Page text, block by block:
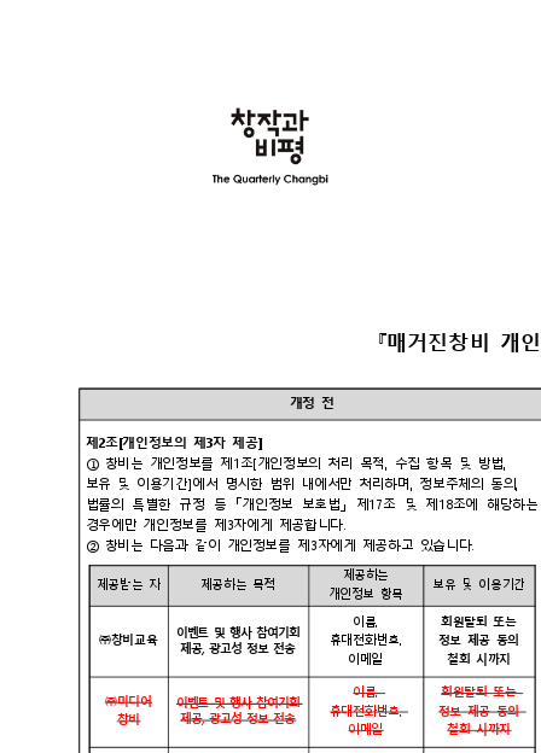
『매거진창비
개정 전
제2조[개인정보의 제3자 제공]
① 창비는 개인정보를 제1조[개인정보의 처리 목적, 수집 항목 및 방법,
보유 및 이용기간]에서 명시한 범위 내에서만 처리하며, 정보주체의 동의,
법률의 특별한 규정 등 「개인정보 보호법」 제17조 및 제18조에 해당
경우에만 개인정보를 제3자에게 제공합니다.
② 창비는 다음과 같이 개인정보를 제3자에게 제공하고 있습니다.
제공하는
제공받는 자 제공하는 목적 보유 및 이용기간
개인정보 항목
이름,
휴대전화번호,
이메일
회원탈퇴 또는
정보 제공 동의
철회 시까지
이벤트 및 행사 참여기회
제공, 광고성 정보 전송
㈜창비교육
이름,
휴대전화번호,
이메일
회원탈퇴 또는
정보 제공 동의
철회 시까지
㈜미디어
창비
이벤트 및 행사 참여기회
제공, 광고성 정보 전송